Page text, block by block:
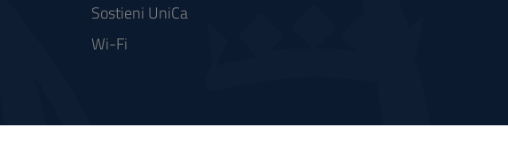
Sostieni UniCa
Wi-Fi